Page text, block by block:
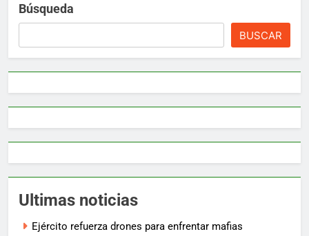
Búsqueda
BUSCAR
Ultimas noticias
Ejército refuerza drones para enfrentar mafias